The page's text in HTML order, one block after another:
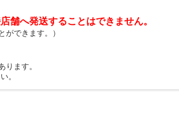
舗へ発送することはできません。
ができます。）
ます。
。